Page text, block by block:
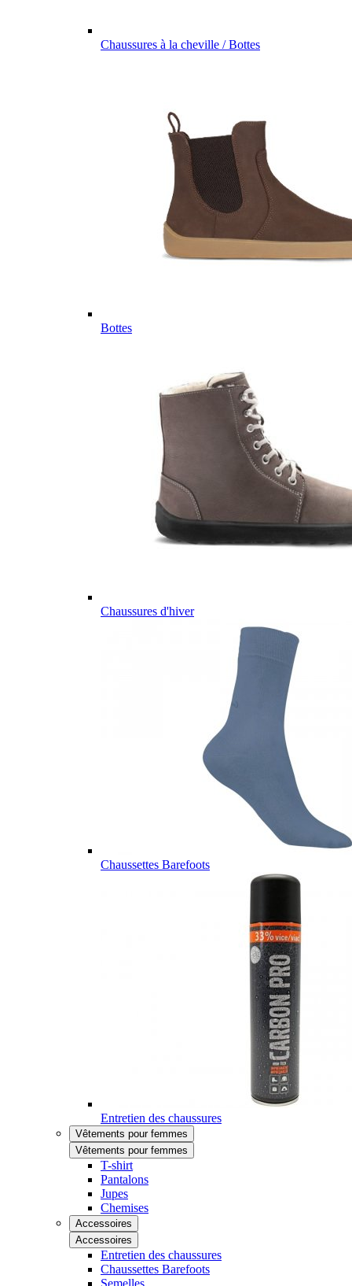
Chaussures à la cheville / Bottes
Bottes
Chaussures d'hiver
Chaussettes Barefoots
Entretien des chaussures
Vêtements pour femmes
Vêtements pour femmes
T-shirt
Pantalons
Jupes
Chemises
Accessoires
Accessoires
Entretien des chaussures
Chaussettes Barefoots
Semelles